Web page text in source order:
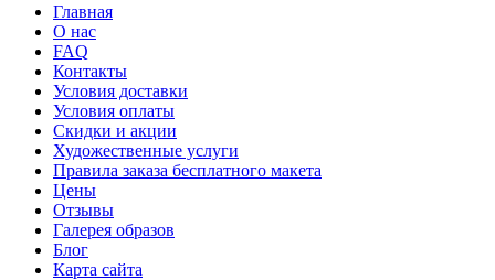
Главная
О нас
FAQ
Контакты
Условия доставки
Условия оплаты
Скидки и акции
Художественные услуги
Правила заказа бесплатного макета
Цены
Отзывы
Галерея образов
Блог
Карта сайта